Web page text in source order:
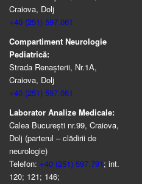
Craiova, Dolj
+40 (251) 597.061
Compartiment Neurologie
Pediatrică:
Strada Renaşterii, Nr.1A,
Craiova, Dolj
+40 (251) 597.061
Laborator Analize Medicale:
Calea București nr.99, Craiova,
Dolj (parterul – clădirii de
neurologie)
Telefon: +40 (251) 597.791; int.
120; 121; 146;